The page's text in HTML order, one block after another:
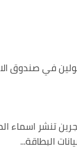
في صندوق
تنشر اسماء
البطاقة...